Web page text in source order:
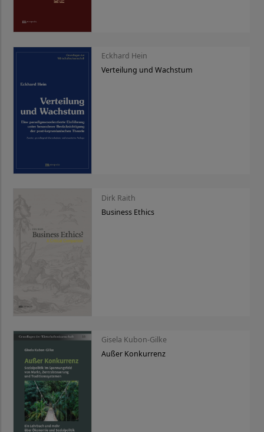
Eckhard Hein
Verteilung und Wachstum
Dirk Raith
Business Ethics
Gisela Kubon-Gilke
Außer Konkurrenz